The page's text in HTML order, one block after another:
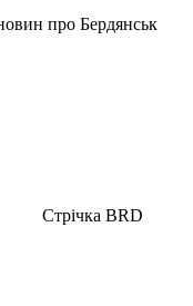
про Бердянськ
Стрічка BRD